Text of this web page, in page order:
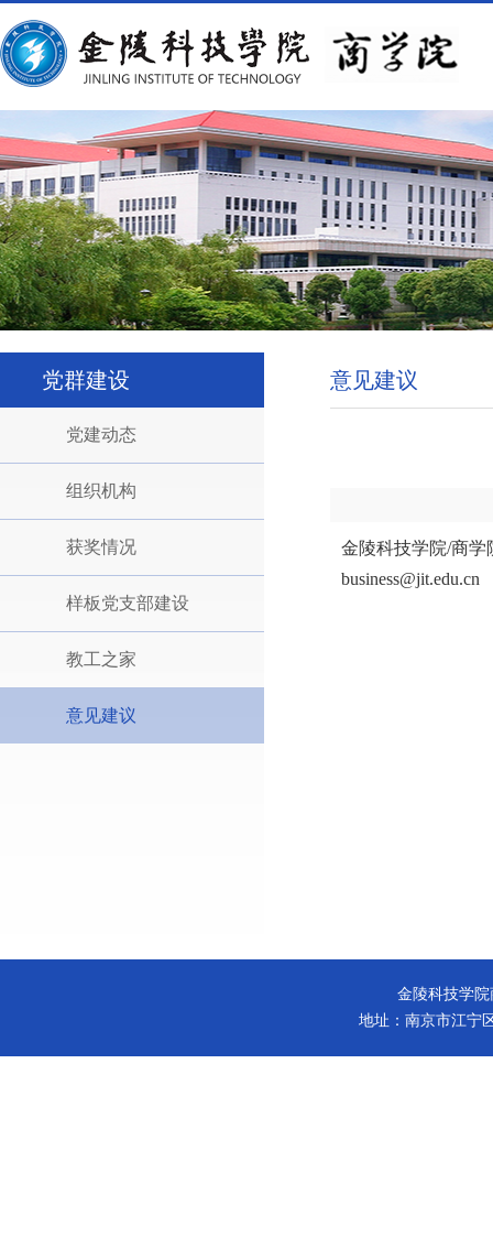
党群建设
党建动态
组织机构
获奖情况
样板党支部建设
教工之家
意见建议
意见建议
金陵科技学院/商学
business@jit.edu.cn
金陵科技学院
地址：南京市江宁